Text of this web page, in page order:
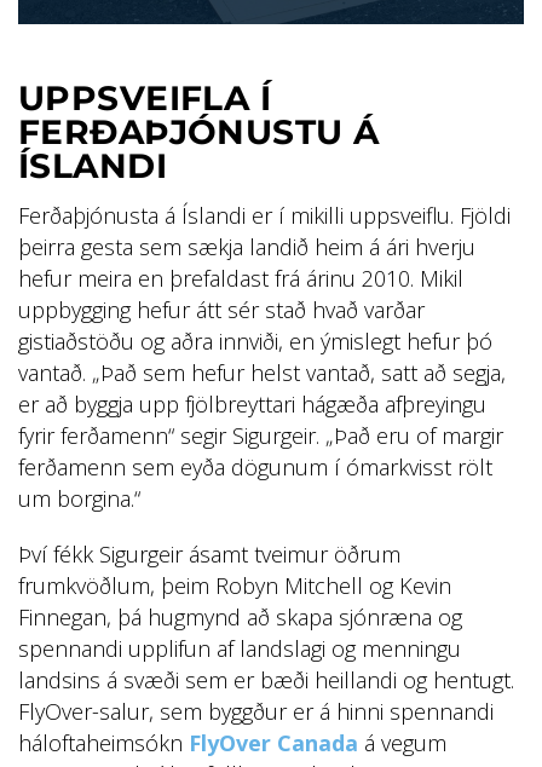
UPPSVEIFLA Í
FERÐAÞJÓNUSTU Á
ÍSLANDI
Ferðaþjónusta á Íslandi er í mikilli uppsveiflu. Fjöldi
þeirra gesta sem sækja landið heim á ári hverju
hefur meira en þrefaldast frá árinu 2010. Mikil
uppbygging hefur átt sér stað hvað varðar
gistiaðstöðu og aðra innviði, en ýmislegt hefur þó
vantað. „Það sem hefur helst vantað, satt að segja,
er að byggja upp fjölbreyttari hágæða afþreyingu
fyrir ferðamenn“ segir Sigurgeir. „Það eru of margir
ferðamenn sem eyða dögunum í ómarkvisst rölt
um borgina.“
Því fékk Sigurgeir ásamt tveimur öðrum
frumkvöðlum, þeim Robyn Mitchell og Kevin
Finnegan, þá hugmynd að skapa sjónræna og
spennandi upplifun af landslagi og menningu
landsins á svæði sem er bæði heillandi og hentugt.
FlyOver-salur, sem byggður er á hinni spennandi
háloftaheimsókn FlyOver Canada á vegum